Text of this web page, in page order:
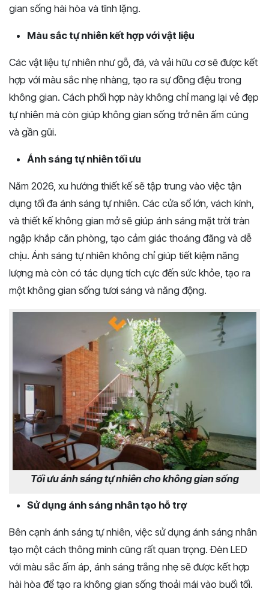
gian sống hài hòa và tĩnh lặng.
Màu sắc tự nhiên kết hợp với vật liệu
Các vật liệu tự nhiên như gỗ, đá, và vải hữu cơ sẽ được kết
hợp với màu sắc nhẹ nhàng, tạo ra sự đồng điệu trong
không gian. Cách phối hợp này không chỉ mang lại vẻ đẹp
tự nhiên mà còn giúp không gian sống trở nên ấm cúng
và gần gũi.
Ánh sáng tự nhiên tối ưu
Năm 2026, xu hướng thiết kế sẽ tập trung vào việc tận
dụng tối đa ánh sáng tự nhiên. Các cửa sổ lớn, vách kính,
và thiết kế không gian mở sẽ giúp ánh sáng mặt trời tràn
ngập khắp căn phòng, tạo cảm giác thoáng đãng và dễ
chịu. Ánh sáng tự nhiên không chỉ giúp tiết kiệm năng
lượng mà còn có tác dụng tích cực đến sức khỏe, tạo ra
một không gian sống tươi sáng và năng động.
Tối ưu ánh sáng tự nhiên cho không gian sống
Sử dụng ánh sáng nhân tạo hỗ trợ
Bên cạnh ánh sáng tự nhiên, việc sử dụng ánh sáng nhân
tạo một cách thông minh cũng rất quan trọng. Đèn LED
với màu sắc ấm áp, ánh sáng trắng nhẹ sẽ được kết hợp
hài hòa để tạo ra không gian sống thoải mái vào buổi tối.